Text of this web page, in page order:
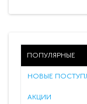
ПОПУЛЯРНЫЕ
НОВЫЕ
АКЦИИ